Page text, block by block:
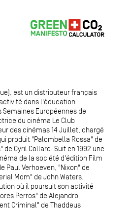
est un distributeur français
dans l'éducation
Européennes de
du cinéma Le Club
des cinémas 14 Juillet, chargé
produit "Palombella Rossa" de
Cyril Collard. Suit en 1992 une
de la société d'édition Film
Verhoeven, "Nixon" de
Mom" de John Waters.
où il poursuit son activité
Perros" de Alejandro
Criminal" de Thaddeus